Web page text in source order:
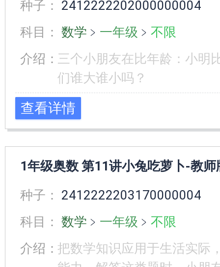
种子： 2412222202000000004
科目： 数学 ﹥ 一年级 ﹥ 不限
介绍：三个小朋友在比年龄：小明
们谁大谁小吗？
查看详情
1年级奥数 第11讲小兔吃萝卜-教
种子： 2412222203170000004
科目： 数学 ﹥ 一年级 ﹥ 不限
介绍：把数学知识应用于生活实际